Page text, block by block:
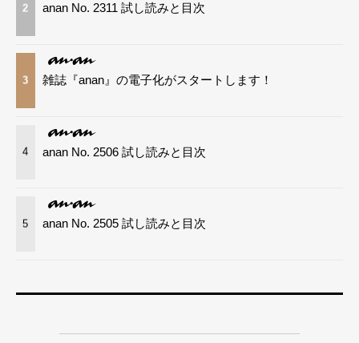
2 anan No. 2311 試し読みと目次
3 雑誌『anan』の電子化がスタートします！
4 anan No. 2506 試し読みと目次
5 anan No. 2505 試し読みと目次